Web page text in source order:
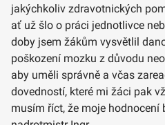
jakýchkoliv zdravotnických
ať už šlo o práci jednotlivce
doby jsem žákům vysvětlil
poškození mozku z důvodu
aby uměli správně a včas
dovedností, které mi žáci pak
musím říct, že moje hodnocení